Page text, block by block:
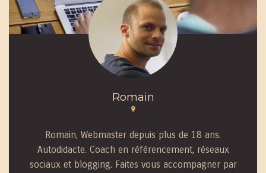
Romain
Romain, Webmaster depuis plus de 18 ans.
Autodidacte. Coach en référencement, réseaux
sociaux et blogging. Faites vous accompagner par